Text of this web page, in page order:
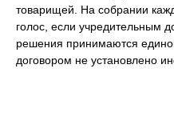
товарищей. На собрании
голос, если учредительным
решения принимаются
договором не установлено